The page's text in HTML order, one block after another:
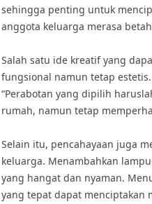
sehingga penting untuk
anggota keluarga merasa
Salah satu ide kreatif yang
fungsional namun tetap
“Perabotan yang dipilih
rumah, namun tetap
Selain itu, pencahayaan juga
keluarga. Menambahkan
yang hangat dan nyaman.
yang tepat dapat menciptakan